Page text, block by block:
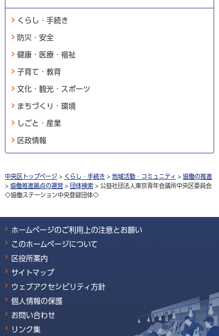
くらし・手続き
防災・安全
健康・医療・福祉
子育て・教育
文化・観光・スポーツ
まちづくり・環境
しごと・産業
区政情報
中央区トップページ > くらし・手続き > 地域活動・コミュニティ > 協働の推進
> 協働推進拠点の運営 > 団体検索 > 公益社団法人東京青年会議所中央区委員会
◇協働ステーション中央登録団体◇
ホームページのご利用上の注意とお願い
このホームページについて
区役所案内
サイトマップ
ウェブアクセシビリティ方針
個人情報の保護
お問い合わせ
リンク集